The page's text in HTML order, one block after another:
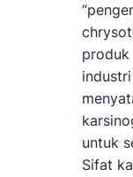
produk
untuk
Sifat